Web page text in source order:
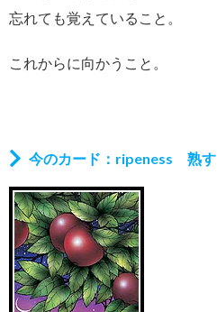
忘れても覚えていること。
これからに向かうこと。
今のカード：ripeness 熟す